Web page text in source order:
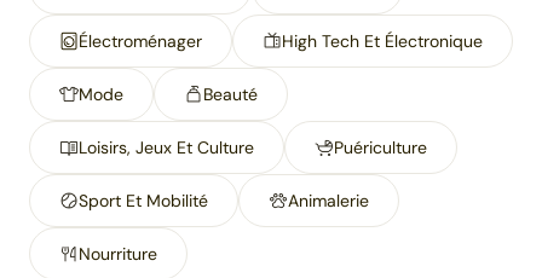
Électroménager High Tech Et Électronique
Mode Beauté
Loisirs, Jeux Et Culture Puériculture
Sport Et Mobilité Animalerie
Nourriture